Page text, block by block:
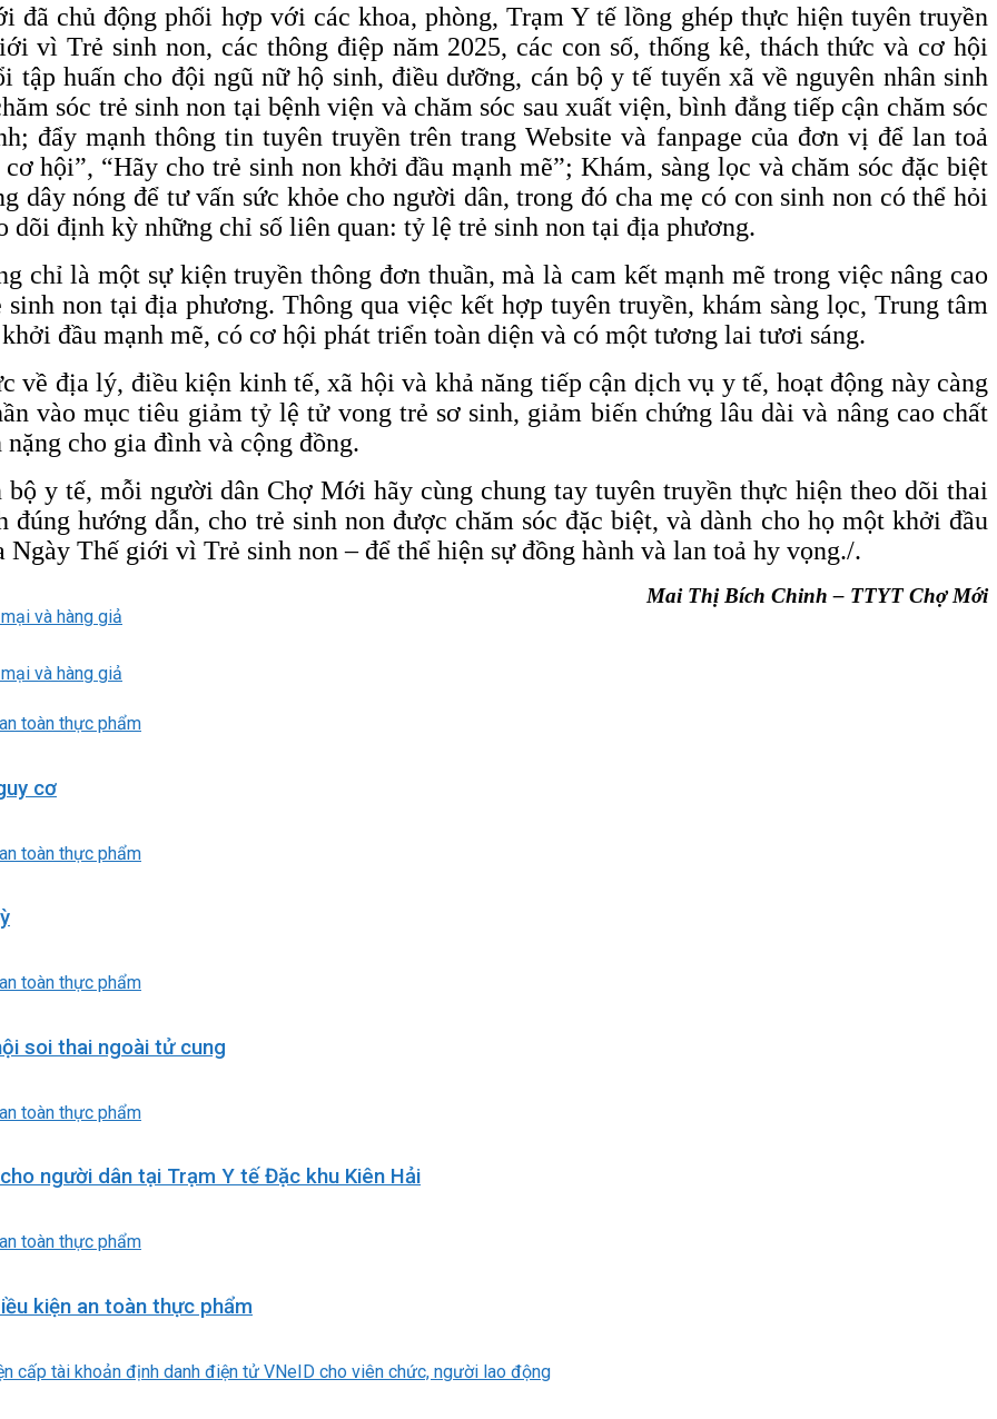
và hàng giả
và hàng giả
chủ động phối hợp với các khoa, phòng, Trạm Y tế lồng ghép thực hiện tuyên truyền
vì Trẻ sinh non, các thông điệp năm 2025, các con số, thống kê, thách thức và cơ hội
tập huấn cho đội ngũ nữ hộ sinh, điều dưỡng, cán bộ y tế tuyến xã về nguyên nhân sinh
sóc trẻ sinh non tại bệnh viện và chăm sóc sau xuất viện, bình đẳng tiếp cận chăm sóc
đẩy mạnh thông tin tuyên truyền trên trang Website và fanpage của đơn vị để lan toả
hội”, “Hãy cho trẻ sinh non khởi đầu mạnh mẽ”; Khám, sàng lọc và chăm sóc đặc biệt
dây nóng để tư vấn sức khỏe cho người dân, trong đó cha mẹ có con sinh non có thể hỏi
định kỳ những chỉ số liên quan: tỷ lệ trẻ sinh non tại địa phương.
chỉ là một sự kiện truyền thông đơn thuần, mà là cam kết mạnh mẽ trong việc nâng cao
non tại địa phương. Thông qua việc kết hợp tuyên truyền, khám sàng lọc, Trung tâm
đầu mạnh mẽ, có cơ hội phát triển toàn diện và có một tương lai tươi sáng.
về địa lý, điều kiện kinh tế, xã hội và khả năng tiếp cận dịch vụ y tế, hoạt động này càng
vào mục tiêu giảm tỷ lệ tử vong trẻ sơ sinh, giảm biến chứng lâu dài và nâng cao chất
cho gia đình và cộng đồng.
y tế, mỗi người dân Chợ Mới hãy cùng chung tay tuyên truyền thực hiện theo dõi thai
hướng dẫn, cho trẻ sinh non được chăm sóc đặc biệt, và dành cho họ một khởi đầu
Thế giới vì Trẻ sinh non – để thể hiện sự đồng hành và lan toả hy vọng./.
Mai Thị Bích Chinh – TTYT Chợ Mới
cơ
soi thai ngoài tử cung
người dân tại Trạm Y tế Đặc khu Kiên Hải
kiện an toàn thực phẩm